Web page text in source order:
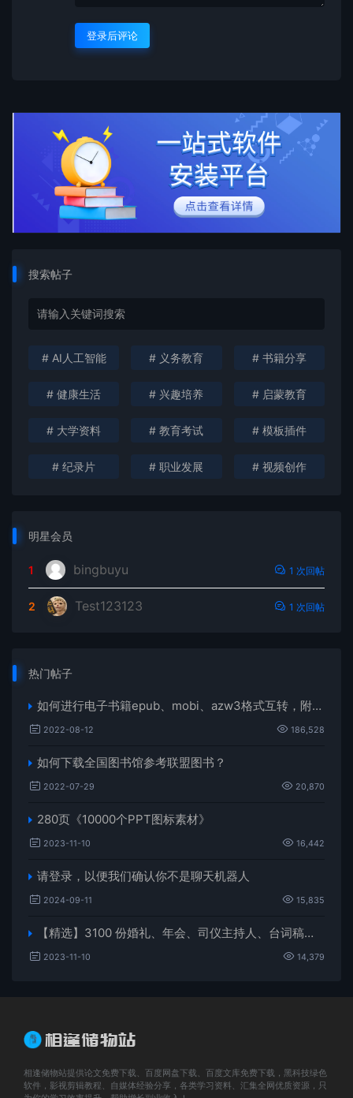
登录后评论
搜索帖子
# AI人工智能 # 义务教育 # 书籍分享
# 健康生活 # 兴趣培养 # 启蒙教育
# 大学资料 # 教育考试 # 模板插件
# 纪录片 # 职业发展 # 视频创作
明星会员
1 bingbuyu 1 次回帖
2 Test123123 1 次回帖
热门帖子
如何进行电子书籍epub、mobi、azw3格式互转，附海量电子书籍资源
2022-08-12 186,528
如何下载全国图书馆参考联盟图书？
2022-07-29 20,870
280页《10000个PPT图标素材》
2023-11-10 16,442
请登录，以便我们确认你不是聊天机器人
2024-09-11 15,835
【精选】3100 份婚礼、年会、司仪主持人、台词稿、节日生日、晚会、开场、开场白素材
2023-11-10 14,379
相逢储物站提供论文免费下载、百度网盘下载、百度文库免费下载，黑科技绿色
软件，影视剪辑教程、自媒体经验分享，各类学习资料、汇集全网优质资源，只